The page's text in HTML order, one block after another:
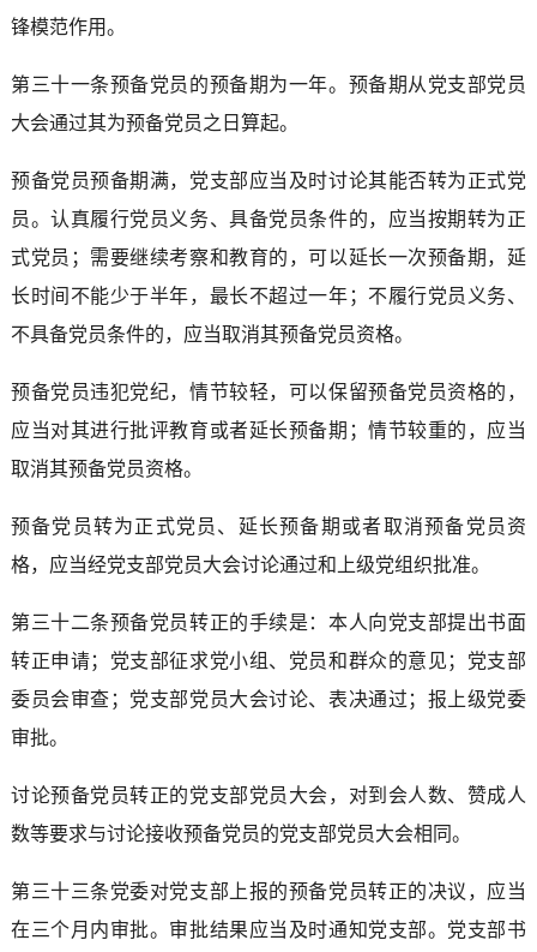
锋模范作用。
第三十一条预备党员的预备期为一年。预备期从党支部党员
大会通过其为预备党员之日算起。
预备党员预备期满，党支部应当及时讨论其能否转为正式党
员。认真履行党员义务、具备党员条件的，应当按期转为正
式党员；需要继续考察和教育的，可以延长一次预备期，延
长时间不能少于半年，最长不超过一年；不履行党员义务、
不具备党员条件的，应当取消其预备党员资格。
预备党员违犯党纪，情节较轻，可以保留预备党员资格的，
应当对其进行批评教育或者延长预备期；情节较重的，应当
取消其预备党员资格。
预备党员转为正式党员、延长预备期或者取消预备党员资
格，应当经党支部党员大会讨论通过和上级党组织批准。
第三十二条预备党员转正的手续是：本人向党支部提出书面
转正申请；党支部征求党小组、党员和群众的意见；党支部
委员会审查；党支部党员大会讨论、表决通过；报上级党委
审批。
讨论预备党员转正的党支部党员大会，对到会人数、赞成人
数等要求与讨论接收预备党员的党支部党员大会相同。
第三十三条党委对党支部上报的预备党员转正的决议，应当
在三个月内审批。审批结果应当及时通知党支部。党支部书